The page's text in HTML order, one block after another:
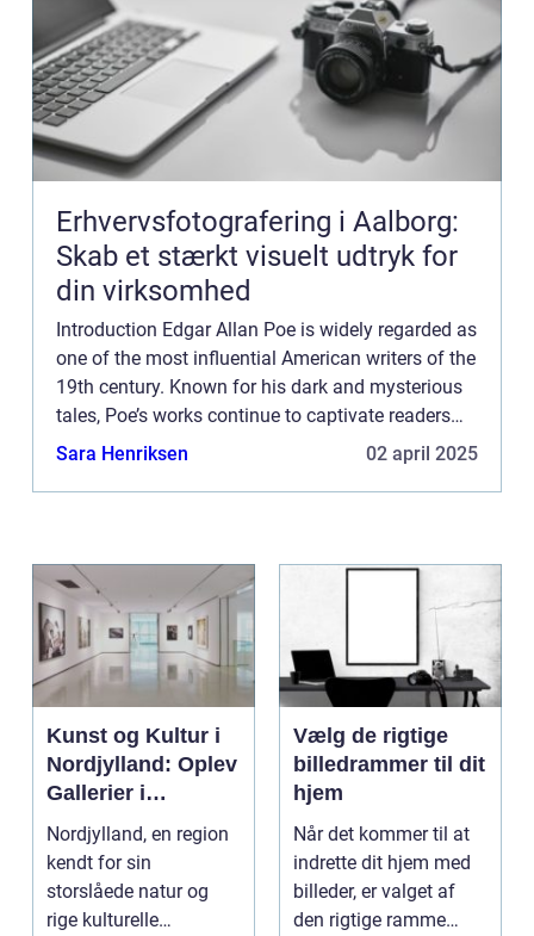
Erhvervsfotografering i Aalborg:
Skab et stærkt visuelt udtryk for
din virksomhed
Introduction Edgar Allan Poe is widely regarded as
one of the most influential American writers of the
19th century. Known for his dark and mysterious
tales, Poe’s works continue to captivate readers
and inspire countless artists across various...
Sara Henriksen 02 april 2025
Kunst og Kultur i
Nordjylland: Oplev
Gallerier i
Regionens Hjerte
Nordjylland, en region
kendt for sin
storslåede natur og
rige kulturelle
Vælg de rigtige
billedrammer til dit
hjem
Når det kommer til at
indrette dit hjem med
billeder, er valget af
den rigtige ramme